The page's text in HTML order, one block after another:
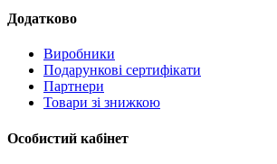
Додатково
Виробники
Подарункові сертифікати
Партнери
Товари зі знижкою
Особистий кабінет